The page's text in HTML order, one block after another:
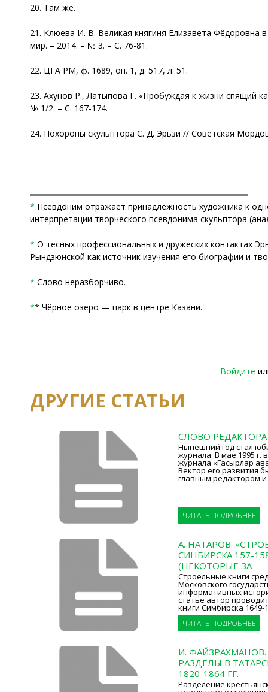
20. Там же.
21. Клюева И. В. Великая княгиня Елизавета Фёдоровна
мир. – 2014. – № 3. – С. 76-81.
22. ЦГА РМ, ф. 1689, оп. 1, д. 517, л. 51.
23. Ахунов Р., Латыпова Г. «Пробуждая к жизни спящий
№ 1/2. – С. 167-174.
24. Похороны скульптора С. Д. Эрьзи // Советская
* Псевдоним отражает принадлежность художника к
интерпретации творческого псевдонима скульптора
* О тесных профессиональных и дружеских контактах
Рындзюнской как источник изучения его биографии и
* Слово неразборчиво.
** Чёрное озеро — парк в центре Казани.
Войдите
ДРУГИЕ СТАТЬИ
СЛОВО РЕДАКТОРА
Нынешний год стал
журнала. В мае 1995
журнала «Гасырлар
Вектор его развития
главным редактором и
ЧИТАТЬ ПОДРОБНЕЕ
А. НАТАРОВ.
СИНБИРСКА 157-
(НЕКОТОРЫЕ ЗА
Строельные книги
Московского
информативных
статье автор
книги Симбирска 1649-
ЧИТАТЬ ПОДРОБНЕЕ
И.
РАЗДЕЛЫ В
1820-1864 ГГ.
Разделение